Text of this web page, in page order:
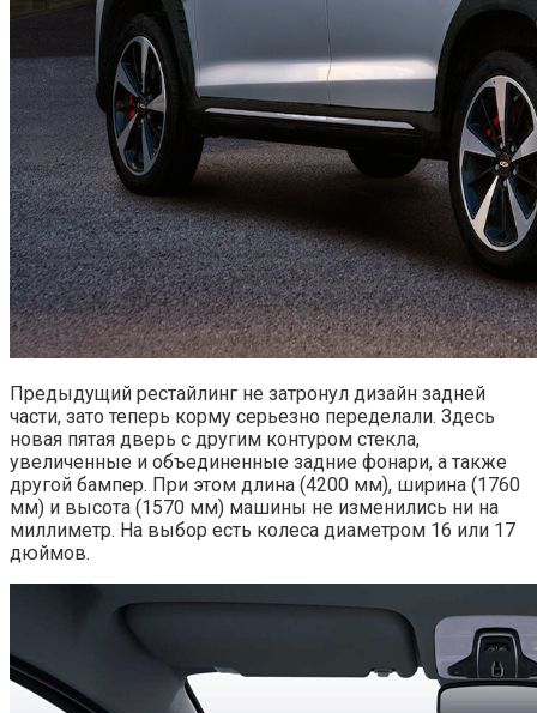
Предыдущий рестайлинг не затронул дизайн задней
части, зато теперь корму серьезно переделали. Здесь
новая пятая дверь с другим контуром стекла,
увеличенные и объединенные задние фонари, а также
другой бампер. При этом длина (4200 мм), ширина (1760
мм) и высота (1570 мм) машины не изменились ни на
миллиметр. На выбор есть колеса диаметром 16 или 17
дюймов.